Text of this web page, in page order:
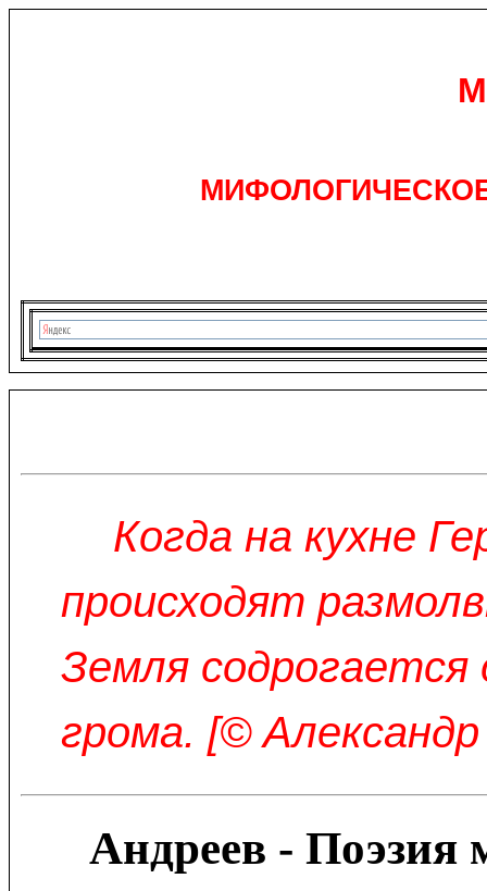
Когда на кухне
происходят
Земля
грома. [©
Андреев - Поэзия